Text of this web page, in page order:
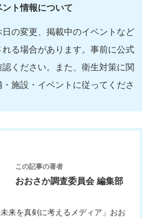
ト情報について
の変更、掲載中のイベントなど
る場合があります。事前に公式
ください。また、衛生対策に関
施設・イベントに従ってくださ
この記事の著者
おおさか調査委員会 編集部
未来を真剣に考えるメディア」おお